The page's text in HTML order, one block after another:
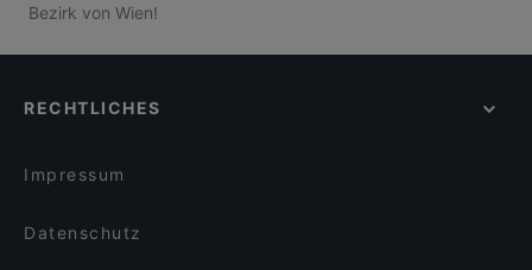
Bezirk von Wien!
RECHTLICHES
Impressum
Datenschutz